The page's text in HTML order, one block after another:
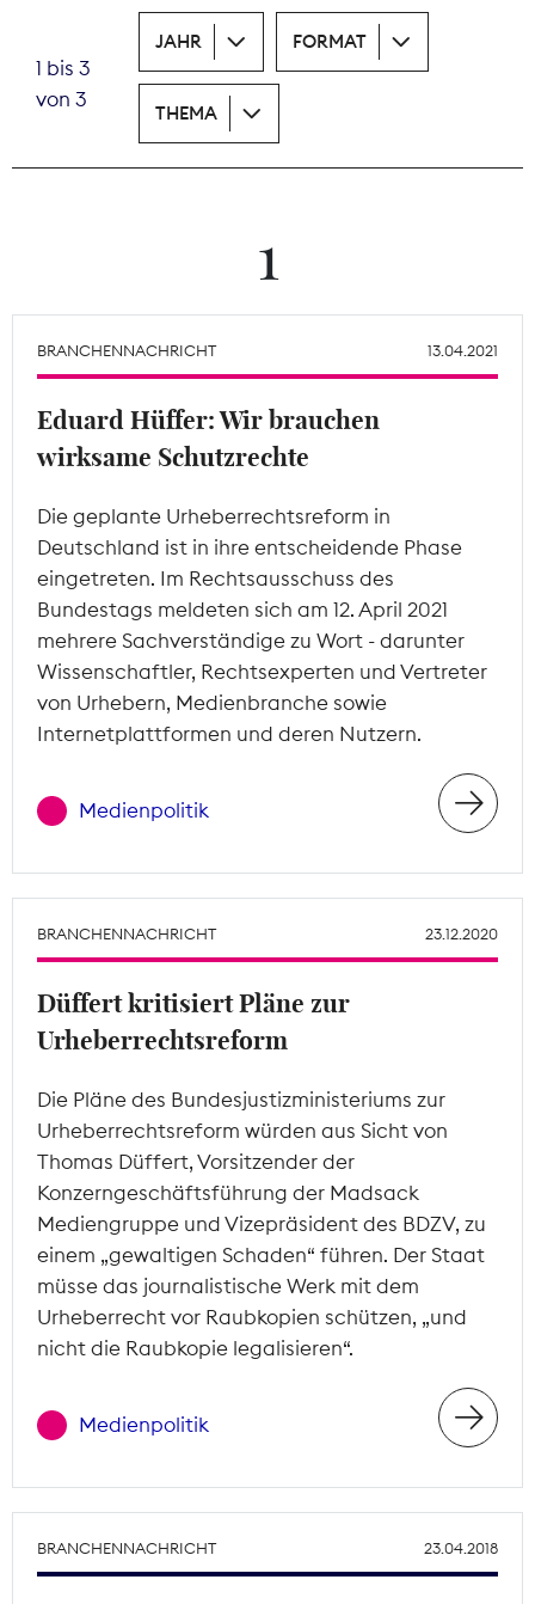
Recht
Tarifpolitik
Theodor-Wolff-Preis
Mitgliederbereich
1 bis 3
von 3
JAHR FORMAT
THEMA
1
BRANCHENNACHRICHT 13.04.2021
Eduard Hüffer: Wir brauchen
wirksame Schutzrechte
Die geplante Urheberrechtsreform in
Deutschland ist in ihre entscheidende Phase
eingetreten. Im Rechtsausschuss des
Bundestags meldeten sich am 12. April 2021
mehrere Sachverständige zu Wort - darunter
Wissenschaftler, Rechtsexperten und Vertreter
von Urhebern, Medienbranche sowie
Internetplattformen und deren Nutzern.
Medienpolitik
BRANCHENNACHRICHT 23.12.2020
Düffert kritisiert Pläne zur
Urheberrechtsreform
Die Pläne des Bundesjustizministeriums zur
Urheberrechtsreform würden aus Sicht von
Thomas Düffert, Vorsitzender der
Konzerngeschäftsführung der Madsack
Mediengruppe und Vizepräsident des BDZV, zu
einem „gewaltigen Schaden“ führen. Der Staat
müsse das journalistische Werk mit dem
Urheberrecht vor Raubkopien schützen, „und
nicht die Raubkopie legalisieren“.
Medienpolitik
BRANCHENNACHRICHT 23.04.2018